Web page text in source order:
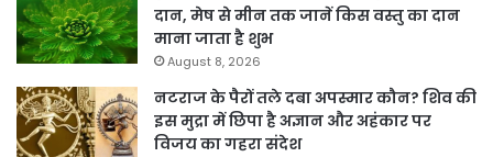
दान, मेष से मीन तक जानें किस वस्तु का दान
माना जाता है शुभ
August 8, 2026
नटराज के पैरों तले दबा अपस्मार कौन? शिव की
इस मुद्रा में छिपा है अज्ञान और अहंकार पर
विजय का गहरा संदेश